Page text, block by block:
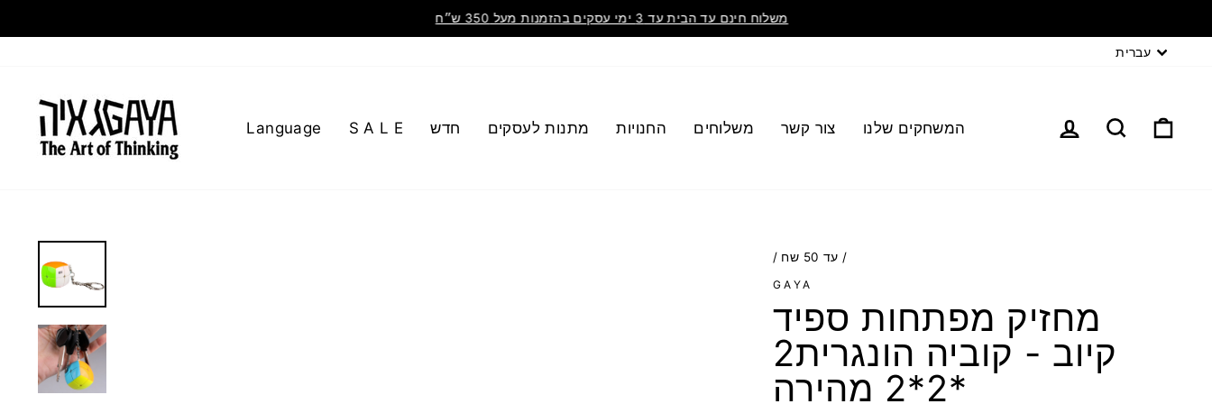
משלוח חינם עד הבית עד 3 ימי עסקים בהזמנות מעל 350 ש״ח
עברית
Language S A L E חדש מתנות לעסקים החנויות משלוחים צור קשר המשחקים שלנו
/ עד 50 שח /
GAYA
מחזיק מפתחות ספיד
קיוב - קוביה הונגרית2
*2*2 מהירה